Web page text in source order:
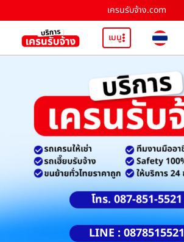
เครนรับจ้าง.com
เมนู
โทร. 087-851-5521
LINE : 0878515521